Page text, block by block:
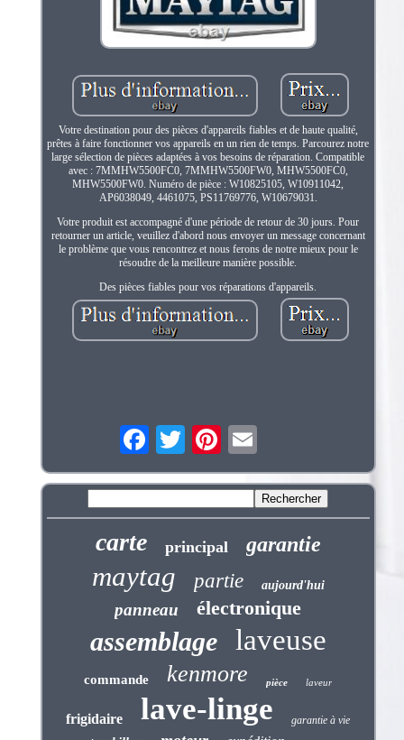
Votre destination pour des pièces d'appareils fiables et de haute qualité,
prêtes à faire fonctionner vos appareils en un rien de temps. Parcourez notre
large sélection de pièces adaptées à vos besoins de réparation. Compatible
avec : 7MMHW5500FC0, 7MMHW5500FW0, MHW5500FC0,
MHW5500FW0. Numéro de pièce : W10825105, W10911042,
AP6038049, 4461075, PS11769776, W10679031.
Votre produit est accompagné d'une période de retour de 30 jours. Pour
retourner un article, veuillez d'abord nous envoyer un message concernant
le problème que vous rencontrez et nous ferons de notre mieux pour le
résoudre de la meilleure manière possible.
Des pièces fiables pour vos réparations d'appareils.
carte principal garantie
maytag partie aujourd'hui
panneau électronique
assemblage laveuse
commande kenmore pièce laveur
frigidaire lave-linge garantie à vie